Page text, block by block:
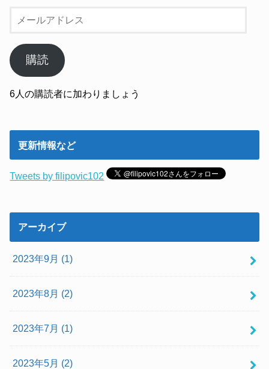
ア
ド
ス
購読
6人の購読者に加わりましょう
更新情報など
Tweets by filipovic102
アーカイブ
2023年9月 (1)
2023年8月 (2)
2023年7月 (1)
2023年5月 (2)